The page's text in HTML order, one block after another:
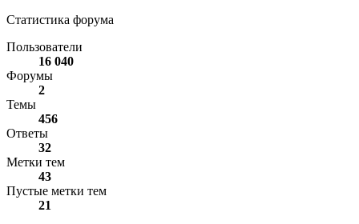
Статистика форума
Пользователи
16 040
Форумы
2
Темы
456
Ответы
32
Метки тем
43
Пустые метки тем
21